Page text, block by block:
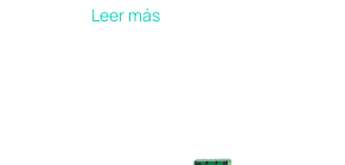
Leer más